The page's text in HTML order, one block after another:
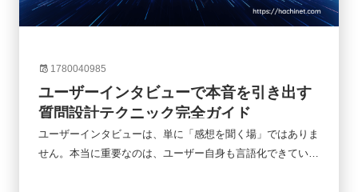
1780040985
ユーザーインタビューで本音を引き出す
質問設計テクニック完全ガイド
ユーザーインタビューは、単に「感想を聞く場」ではありま
せん。本当に重要なのは、ユーザー自身も言語化できていな